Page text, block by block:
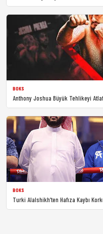
BOKS
Anthony Joshua Büyük Tehlikeyi
BOKS
Turki Alalshikh’ten Hafıza Kaybı